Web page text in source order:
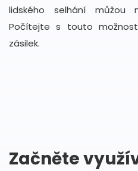
lidského selhání můžou
Počítejte s touto
zásilek.
Začněte